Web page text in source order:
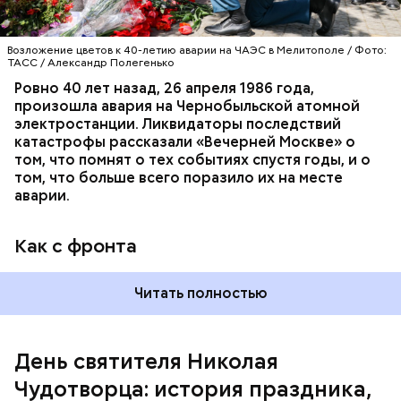
Возложение цветов к 40-летию аварии на ЧАЭС в Мелитополе / Фото:
ТАСС / Александр Полегенько
Ровно 40 лет назад, 26 апреля 1986 года,
произошла авария на Чернобыльской атомной
электростанции. Ликвидаторы последствий
катастрофы рассказали «Вечерней Москве» о
том, что помнят о тех событиях спустя годы, и о
том, что больше всего поразило их на месте
аварии.
Как с фронта
Читать полностью
День святителя Николая
Чудотворца: история праздника,
Как рассказывает Житие, преподобный родился в
христианской религией и рано принял решение
посвятить свою жизнь Богу. Целыми днями отрок
проводил в храме, а по вечерам молился и читал
книги. Его дядя, епископ Николай Патарский, видя
такое усердие, сделал юношу чтецом, а затем и
полученные в наследство от родителей, Николай
отдал на дела милосердия. Со временем Николай
стал епископом в городе Мире. Он был страстным
Как гласит предание, совершая паломничество в
Иерусалим, Николай Чудотворец по просьбе
отчаявшихся путников молитвой успокоил
разбушевавшееся море.